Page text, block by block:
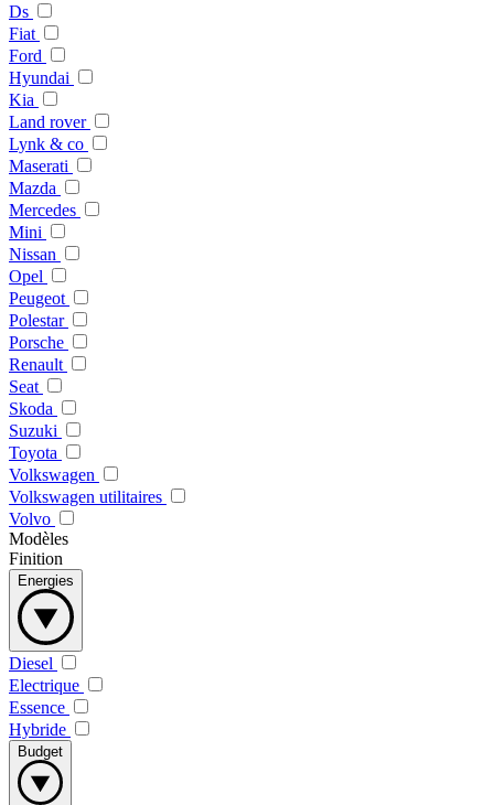
Ds
Fiat
Ford
Hyundai
Kia
Land rover
Lynk & co
Maserati
Mazda
Mercedes
Mini
Nissan
Opel
Peugeot
Polestar
Porsche
Renault
Seat
Skoda
Suzuki
Toyota
Volkswagen
Volkswagen utilitaires
Volvo
Modèles
Finition
Energies
Diesel
Electrique
Essence
Hybride
Budget